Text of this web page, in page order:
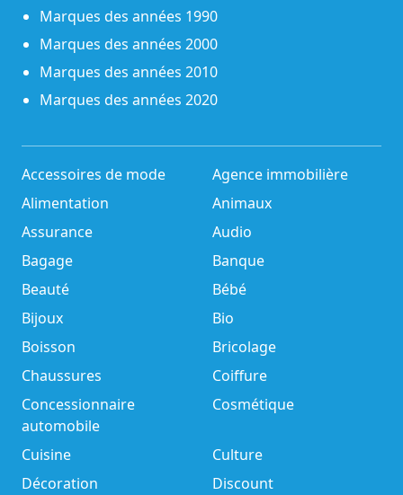
Marques des années 1990
Marques des années 2000
Marques des années 2010
Marques des années 2020
Accessoires de mode
Agence immobilière
Alimentation
Animaux
Assurance
Audio
Bagage
Banque
Beauté
Bébé
Bijoux
Bio
Boisson
Bricolage
Chaussures
Coiffure
Concessionnaire
automobile
Cosmétique
Cuisine
Culture
Décoration
Discount